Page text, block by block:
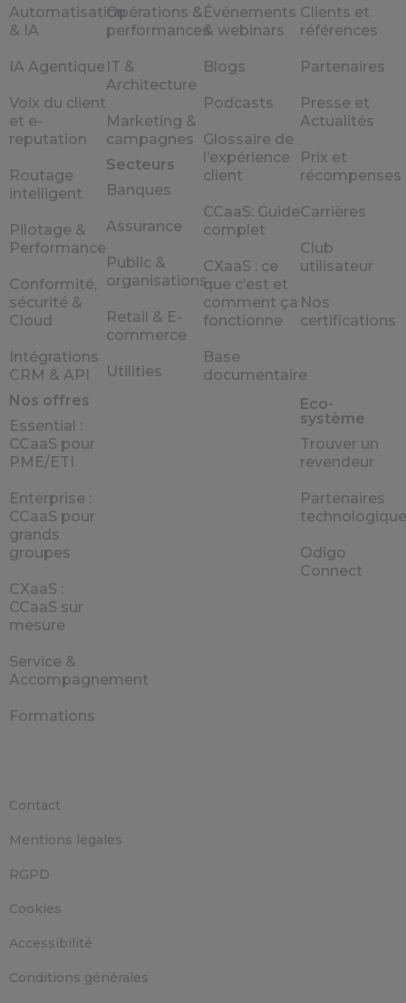
Automatisation
& IA
IA Agentique
Voix du client
et e-
reputation
Routage
intelligent
Pilotage &
Performance
Conformité,
sécurité &
Cloud
Intégrations
CRM & API
Nos offres
Essential :
CCaaS pour
PME/ETI
Enterprise :
CCaaS pour
grands
groupes
CXaaS :
CCaaS sur
mesure
Service &
Accompagnement
Formations
Opérations &
performances
IT &
Architecture
Marketing &
campagnes
Secteurs
Banques
Assurance
Public &
organisations
Retail & E-
commerce
Utilities
Événements
& webinars
Blogs
Podcasts
Glossaire de
l’expérience
client
CCaaS: Guide
complet
CXaaS : ce
que c’est et
comment ça
fonctionne
Base
documentaire
Clients et
références
Partenaires
Presse et
Actualités
Prix et
récompenses
Carrières
Club
utilisateur
Nos
certifications
Eco-
système
Trouver un
revendeur
Partenaires
Odigo
Connect
Contact
Mentions légales
RGPD
Cookies
Accessibilité
Conditions générales